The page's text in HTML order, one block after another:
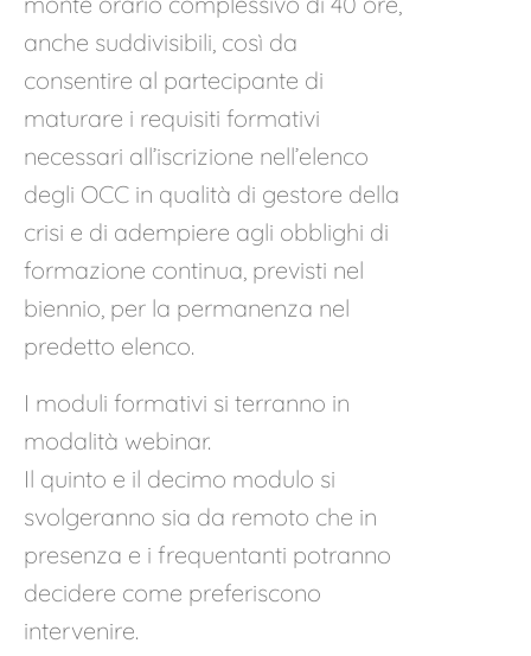
anche suddivisibili, così da
consentire al partecipante di
maturare i requisiti formativi
necessari all’iscrizione nell’elenco
degli OCC in qualità di gestore della
crisi e di adempiere agli obblighi di
formazione continua, previsti nel
biennio, per la permanenza nel
predetto elenco.
I moduli formativi si terranno in
modalità webinar.
Il quinto e il decimo modulo si
svolgeranno sia da remoto che in
presenza e i frequentanti potranno
decidere come preferiscono
intervenire.